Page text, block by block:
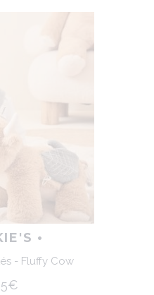
•
- Fluffy Cow